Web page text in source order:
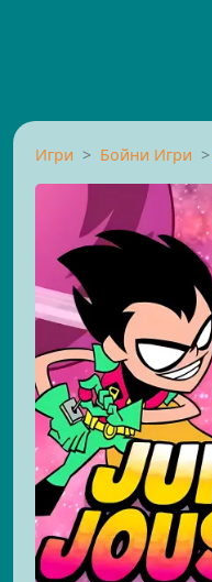
Игри Бойни Игри